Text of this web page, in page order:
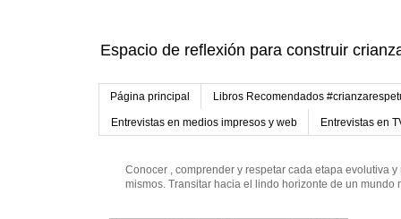
Espacio de reflexión para construir
Página principal Libros Recomendados
Entrevistas en medios impresos y web Entrevistas en
Conocer , comprender y respetar cada etapa evolutiva
mismos. Transitar hacia el lindo horizonte de un mundo